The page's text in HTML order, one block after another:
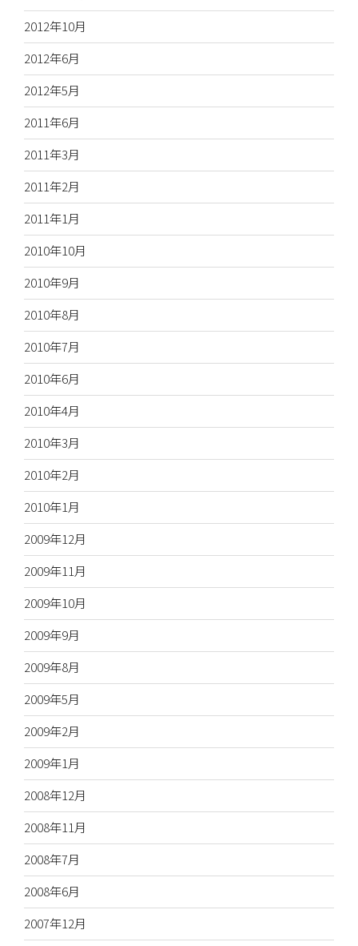
2012年10月
2012年6月
2012年5月
2011年6月
2011年3月
2011年2月
2011年1月
2010年10月
2010年9月
2010年8月
2010年7月
2010年6月
2010年4月
2010年3月
2010年2月
2010年1月
2009年12月
2009年11月
2009年10月
2009年9月
2009年8月
2009年5月
2009年2月
2009年1月
2008年12月
2008年11月
2008年7月
2008年6月
2007年12月